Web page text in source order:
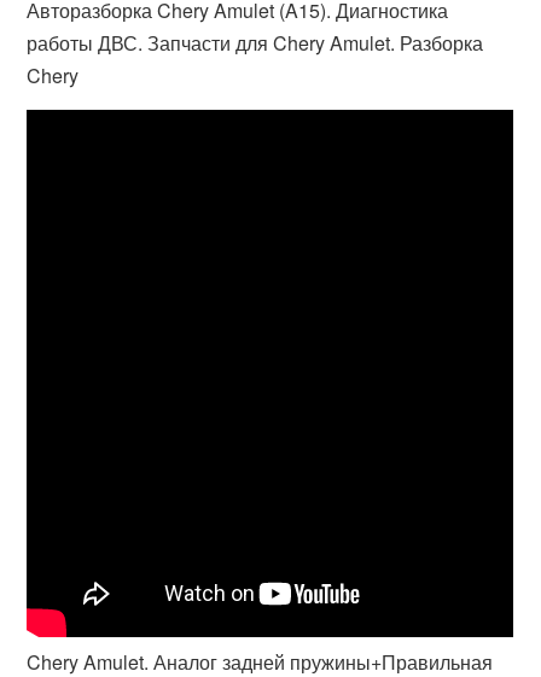
Авторазборка Chery Amulet (A15). Диагностика
работы ДВС. Запчасти для Chery Amulet. Разборка
Chery
Chery Amulet. Аналог задней пружины+Правильная